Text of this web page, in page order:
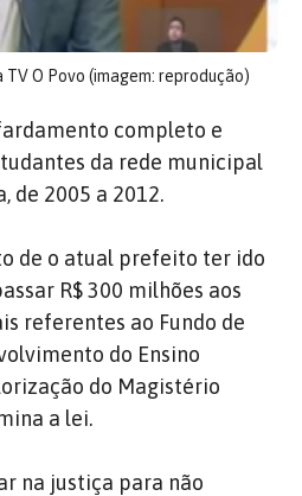
O Povo (imagem: reprodução)
completo e
da rede municipal
de 2005 a 2012.
de o atual prefeito ter ido
R$ 300 milhões aos
referentes ao Fundo de
do Ensino
do Magistério
a lei.
na justiça para não